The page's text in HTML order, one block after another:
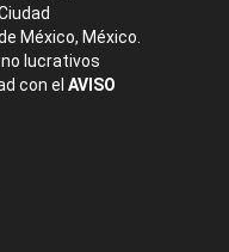
México, México.
lucrativos
con el AVISO